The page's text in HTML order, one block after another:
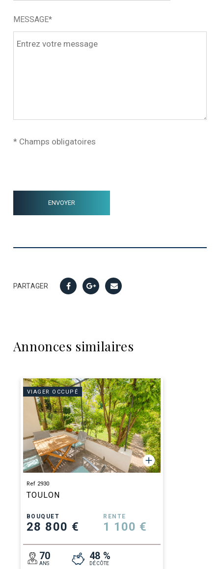
MESSAGE*
* Champs obligatoires
PARTAGER
Annonces similaires
VIAGER OCCUPÉ
Ref 2930
TOULON
BOUQUET
28 800 €
RENTE
1 100 €
70
ANS
48 %
DÉCÔTE